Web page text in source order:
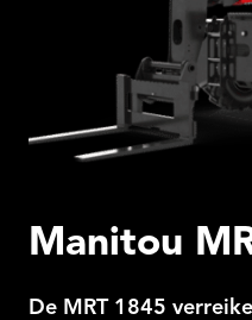
MVO
Locaties
Manitou
De MRT 1845